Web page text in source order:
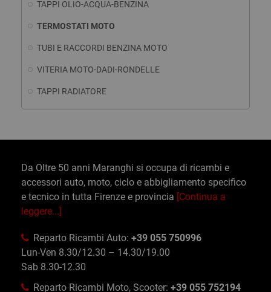
TAPPI OLIO-ACQUA-BENZINA
TERMOSTATI MOTO
TUBI E RACCORDI BENZINA MOTO
VITERIA MOTO-DADI-RONDELLE
TAPPI RADIATORE
Da Oltre 50 anni Maranghi si occupa di ricambi e
accessori auto, moto, ciclo e abbigliamento specifico
e tecnico in tutta Firenze e provincia [Continua a
leggere...]
Reparto Ricambi Auto: +39 055 750996
Lun-Ven 8.30/12.30 – 14.30/19.00
Sab 8.30-12.30
Reparto Ricambi Moto, Scooter: +39 055 752194